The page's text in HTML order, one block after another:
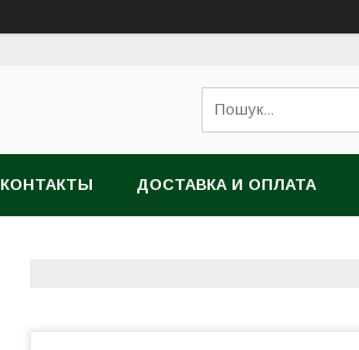
КОНТАКТЫ ДОСТАВКА И ОПЛАТА